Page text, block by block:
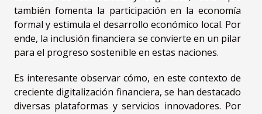
también fomenta la participación en la economía
formal y estimula el desarrollo económico local. Por
ende, la inclusión financiera se convierte en un pilar
para el progreso sostenible en estas naciones.
Es interesante observar cómo, en este contexto de
creciente digitalización financiera, se han destacado
diversas plataformas y servicios innovadores. Por